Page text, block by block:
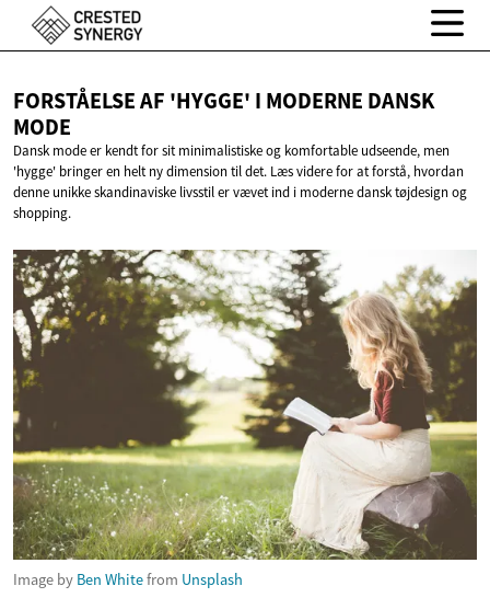
FORSTÅELSE AF 'HYGGE' I MODERNE DANSK
MODE
Dansk mode er kendt for sit minimalistiske og komfortable udseende, men
'hygge' bringer en helt ny dimension til det. Læs videre for at forstå, hvordan
denne unikke skandinaviske livsstil er vævet ind i moderne dansk tøjdesign og
shopping.
Image by Ben Whitefrom Unsplash